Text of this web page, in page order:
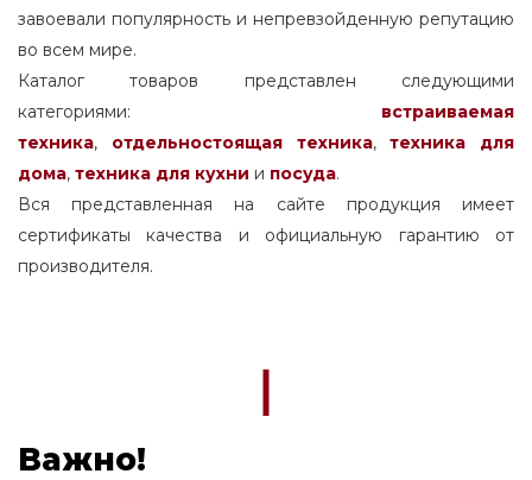
завоевали популярность и непревзойденную репутацию
во всем мире.
Каталог товаров представлен следующими
категориями: встраиваемая
техника, отдельностоящаятехника,
техника для
дома, техника для кухни и посуда.
Вся представленная на сайте продукция имеет
сертификаты качества и официальную гарантию от
производителя.
Важно!